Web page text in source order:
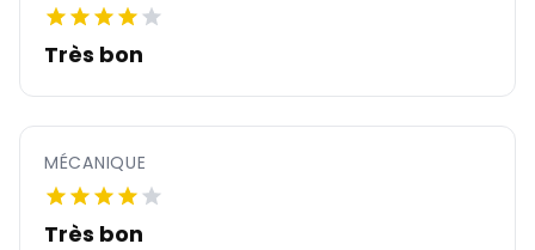
Très bon
MÉCANIQUE
Très bon